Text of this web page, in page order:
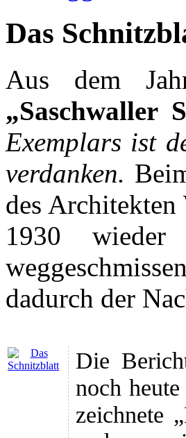
Das
Aus dem
„Saschwaller
Exemplars ist
verdanken.
des
1930
dadurch der
Die
noch
zeichnete